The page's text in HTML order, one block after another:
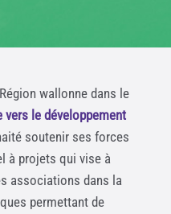
wallonne dans le
vers le développement
soutenir ses forces
à projets qui vise à
associations dans la
permettant de